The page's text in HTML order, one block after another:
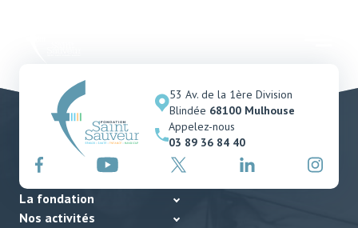
53 Av. de la 1ère Division
Blindée 68100 Mulhouse
Appelez-nous
03 89 36 84 40
La fondation
Nos activités